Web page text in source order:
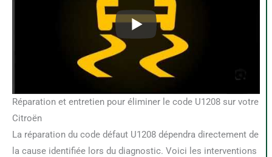
Réparation et entretien pour éliminer le code U1208 sur votre
Citroën
La réparation du code défaut U1208 dépendra directement de
la cause identifiée lors du diagnostic. Voici les interventions